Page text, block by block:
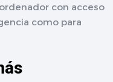
con acceso
como para